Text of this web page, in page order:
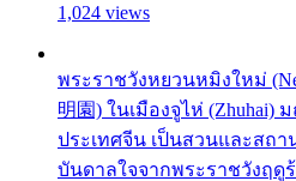
1,024 views
พระราชวังหยวนหมิงใหม่
明園) ในเมืองจูไห่ (Zhuhai)
ประเทศจีน เป็นสวนและสถา
บันดาลใจจากพระราชวังฤดูร้